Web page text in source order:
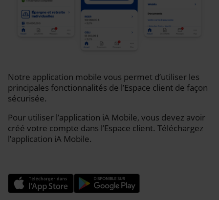
Notre application mobile vous permet d’utiliser les
principales fonctionnalités de l’Espace client de façon
sécurisée.
Pour utiliser l’application iA Mobile, vous devez avoir
créé votre compte dans l’Espace client. Téléchargez
l’application iA Mobile.